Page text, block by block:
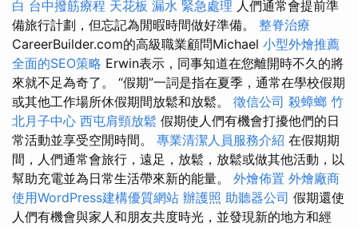
白 台中撥筋療程 天花板 漏水 緊急處理 人們通常會提前準
備旅行計劃，但忘記為閒暇時間做好準備。 整脊治療
CareerBuilder.com的高級職業顧問Michael 小型外燴推薦
全面的SEO策略 Erwin表示，同事知道在您離開時不久的將
來就不足為奇了。 “假期”一詞是指在夏季，通常在學校假期
或其他工作場所休假期間放鬆和放鬆。 徵信公司 殺蟑螂 竹
北月子中心 西屯肩頸放鬆 假期使人們有機會打擾他們的日
常活動並享受空閒時間。 專業清潔人員服務介紹 在假期期
間，人們通常會旅行，遠足，放鬆，放鬆或做其他活動，以
幫助充電並為日常生活帶來新的能量。 外燴佈置 外燴廠商
使用WordPress建構優質網站 辦護照 助聽器公司 假期還使
人們有機會與家人和朋友共度時光，並發現新的地方和經